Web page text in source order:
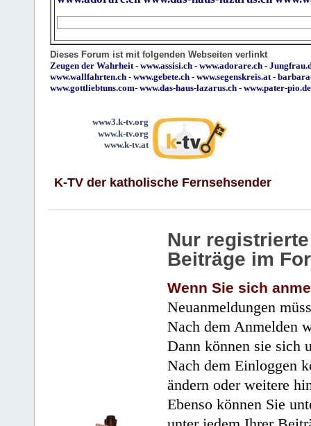
Dieses Forum ist mit folgenden Webseiten verlinkt
Zeugen der Wahrheit - www.assisi.ch - www.adorare.ch -
www.wallfahrten.ch - www.gebete.ch - www.segenskreis.at -
www.gottliebtuns.com- www.das-haus-lazarus.ch - www.pater-pio.de
www3.k-tv.org
www.k-tv.org
www.k-tv.at
K-TV der katholische Fernsehsender
Nur
Beiträge im
Wenn Sie sich
Neuanmeldungen
Nach dem Anmelden
Dann können sie sich
Nach dem Einloggen
ändern oder weitere
Ebenso können Sie